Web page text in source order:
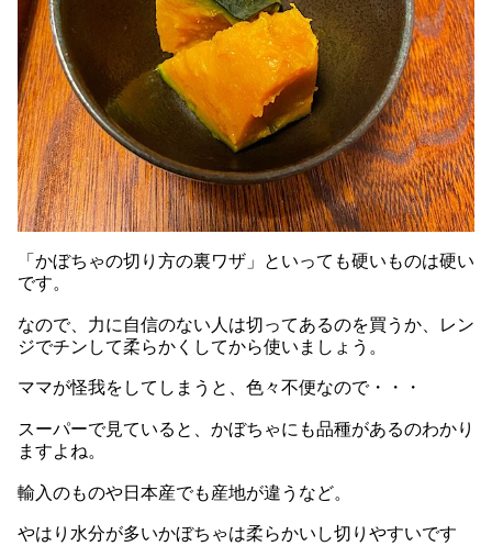
「かぼちゃの切り方の裏ワザ」といっても硬いものは硬い
です。
なので、力に自信のない人は切ってあるのを買うか、レン
ジでチンして柔らかくしてから使いましょう。
ママが怪我をしてしまうと、色々不便なので・・・
スーパーで見ていると、かぼちゃにも品種があるのわかり
ますよね。
輸入のものや日本産でも産地が違うなど。
やはり水分が多いかぼちゃは柔らかいし切りやすいです